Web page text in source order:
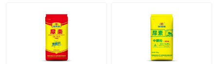
Urea automotriz del grado
Los plásticos POM